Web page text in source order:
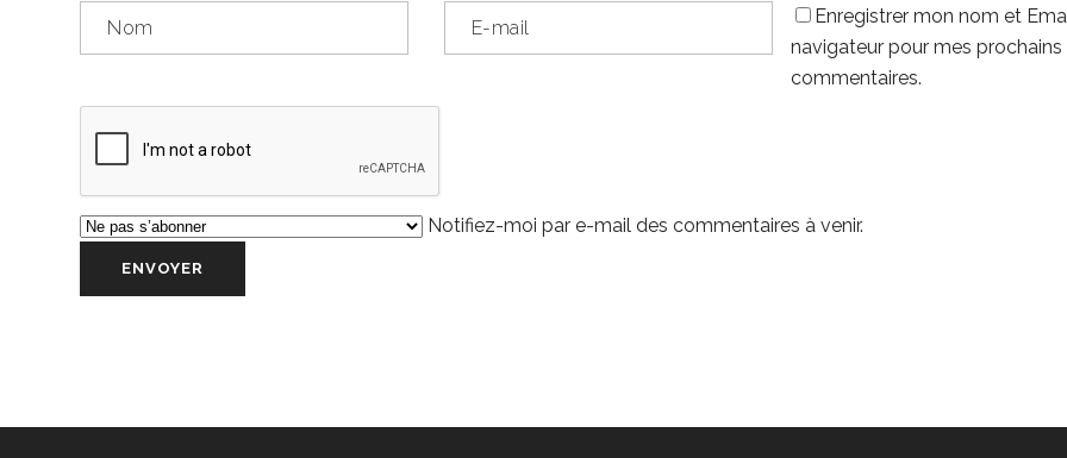
Enregistrer mon nom et
navigateur pour mes prochains
commentaires.
Notifiez-moi par e-mail des commentaires à venir.